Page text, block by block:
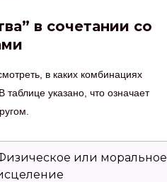
в сочетании со
в каких комбинациях
указано, что означает
или моральное